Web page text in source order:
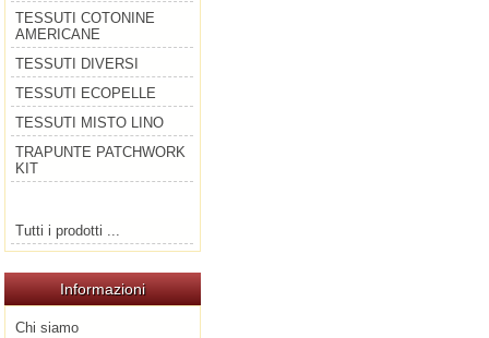
TESSUTI COTONINE
AMERICANE
TESSUTI DIVERSI
TESSUTI ECOPELLE
TESSUTI MISTO LINO
TRAPUNTE PATCHWORK
KIT
Tutti i prodotti ...
Informazioni
Chi siamo